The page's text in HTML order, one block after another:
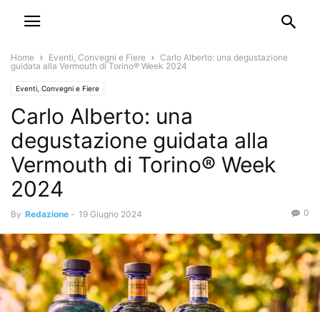
Home Eventi, Convegni e Fiere
Carlo Alberto: una degustazione
guidata alla Vermouth di Torino® Week 2024
Eventi, Convegni e Fiere
Carlo Alberto: una
degustazione guidata alla
Vermouth di Torino® Week
2024
By Redazione - 19 Giugno 2024 0